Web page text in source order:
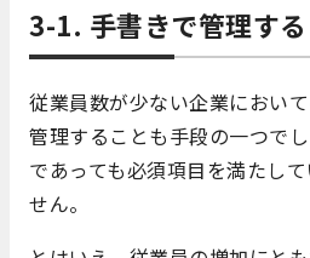
3-1. 手書きで管理する
従業員数が少ない企業におい
管理することも手段の一つで
であっても必須項目を満たし
せん。